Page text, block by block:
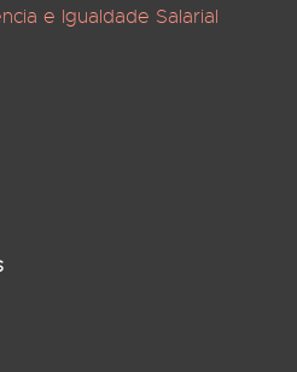
e Igualdade Salarial